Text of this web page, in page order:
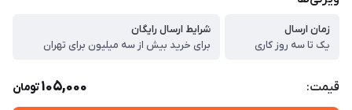
زمان ارسال
یک تا سه روز کاری
شرایط ارسال رایگان
برای خرید بیش از سه میلیون برای تهران
قیمت: 105,000تومان